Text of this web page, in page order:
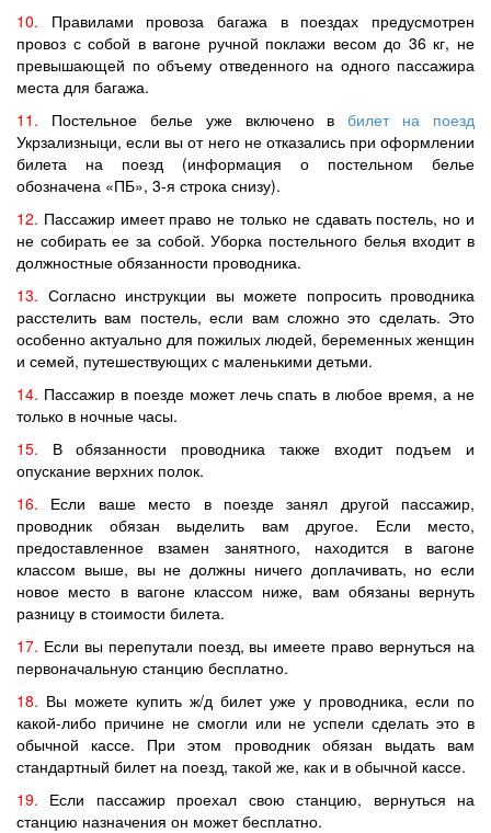
10. Правилами провоза багажа в поездах предусмотрен
провоз с собой в вагоне ручной поклажи весом до 36 кг, не
превышающей по объему отведенного на одного пассажира
места для багажа.
11. Постельное белье уже включено вбилет на поезд
Укрзализныци, если вы от него не отказались при оформлении
билета на поезд (информация о постельном белье
обозначена «ПБ», 3-я строка снизу).
12. Пассажир имеет право не только не сдавать постель, но и
не собирать ее за собой. Уборка постельного белья входит в
должностные обязанности проводника.
13. Согласно инструкции вы можете попросить проводника
расстелить вам постель, если вам сложно это сделать. Это
особенно актуально для пожилых людей, беременных женщин
и семей, путешествующих с маленькими детьми.
14. Пассажир в поезде может лечь спать в любое время, а не
только в ночные часы.
15. В обязанности проводника также входит подъем и
опускание верхних полок.
16. Если ваше место в поезде занял другой пассажир,
проводник обязан выделить вам другое. Если место,
предоставленное взамен занятного, находится в вагоне
классом выше, вы не должны ничего доплачивать, но если
новое место в вагоне классом ниже, вам обязаны вернуть
разницу в стоимости билета.
17. Если вы перепутали поезд, вы имеете право вернуться на
первоначальную станцию бесплатно.
18. Вы можете купить ж/д билет уже у проводника, если по
какой-либо причине не смогли или не успели сделать это в
обычной кассе. При этом проводник обязан выдать вам
стандартный билет на поезд, такой же, как и в обычной кассе.
19. Если пассажир проехал свою станцию, вернуться на
станцию назначения он может бесплатно.